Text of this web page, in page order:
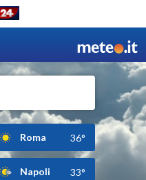
Roma 36°
Napoli 33°